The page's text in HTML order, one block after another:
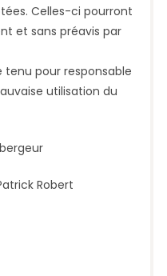
Celles-ci pourront
et sans préavis par
tenu pour responsable
utilisation du
Robert